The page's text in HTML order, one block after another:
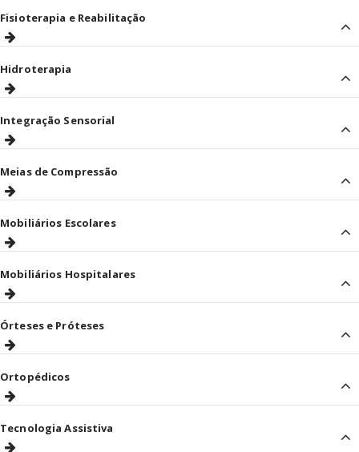
Fisioterapia e Reabilitação
Hidroterapia
Integração Sensorial
Meias de Compressão
Mobiliários Escolares
Mobiliários Hospitalares
Órteses e Próteses
Ortopédicos
Tecnologia Assistiva